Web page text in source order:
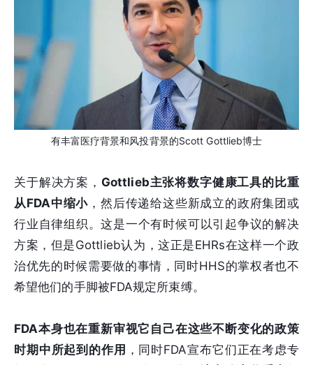
有丰富医疗背景和风投背景的Scott Gottlieb博士
关于解决方案， Gottlieb主张将数字健康工具的比重
从FDA中缩小 ，然后传递给这些新成立的政府集团或
行业自律组织。这是一个有时候可以引起争议的解决
方案，但是Gottlieb认为，这正是EHRs在这样一个政
治优先的时候需要做的事情，同时HHS的掌权者也不
希望他们的手脚被FDA规定所束缚。
FDA本身也在重新审视它自己在这些不断变化的政策
时期中所起到的作用 ，同时FDA宣布它们正在考虑专